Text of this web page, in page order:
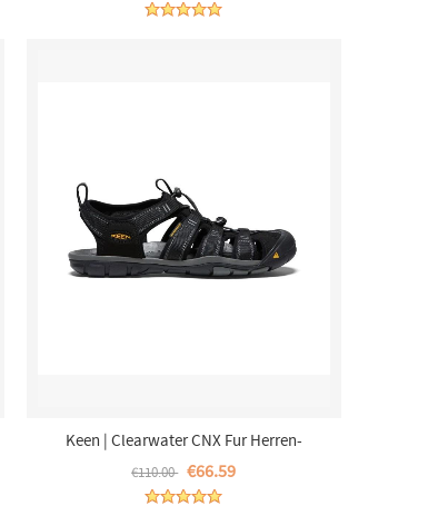
Keen | Clearwater CNX Fur Herren-
Black/Gargoyle
€110.00 €66.59